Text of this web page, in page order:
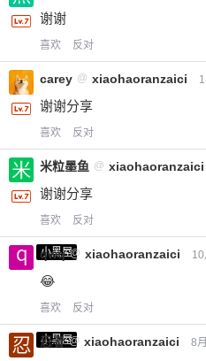
谢谢
喜欢 反对
carey @ xiaohaoranzaici
谢谢分享
喜欢 反对
米粒墨鱼 @ xiaohaoranzaici
谢谢分享
喜欢 反对
小黑屋
qwq @ xiaohaoranzaici
😂
喜欢 反对
小黑屋
忍者 @ xiaohaoranzaici 8